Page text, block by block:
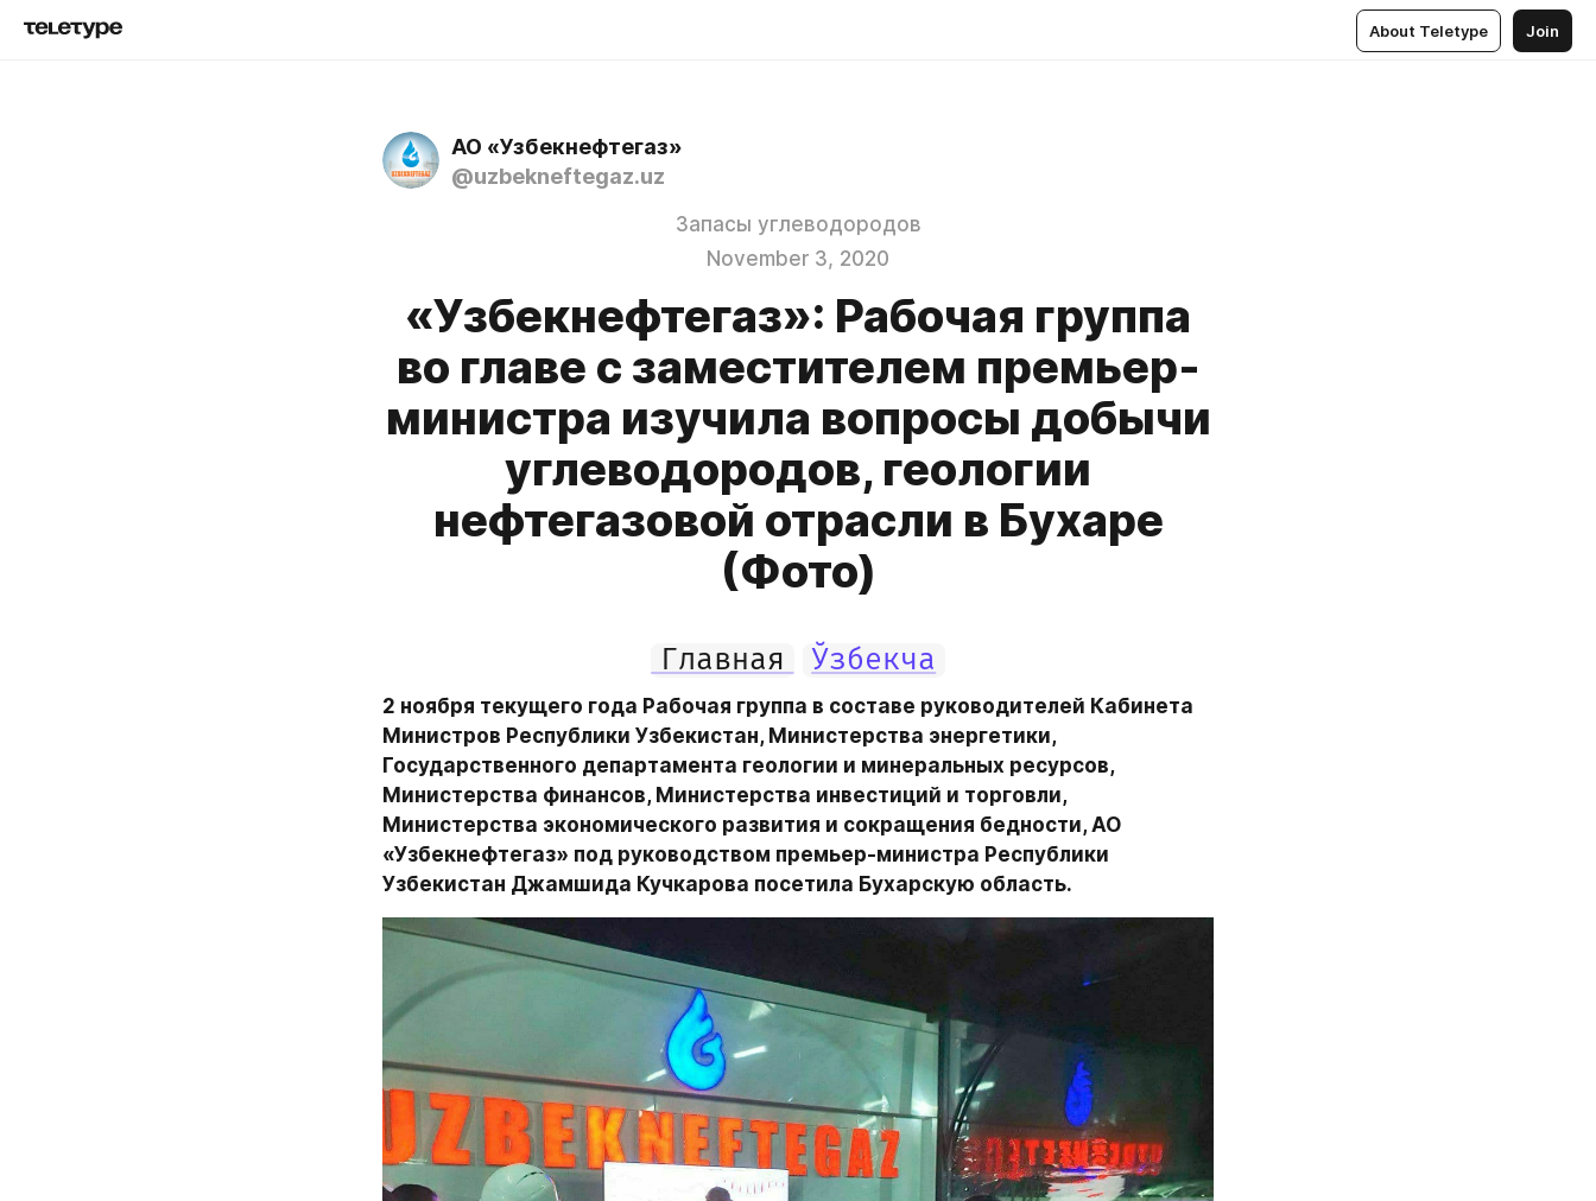
About Teletype Join
АО «Узбекнефтегаз»
@uzbekneftegaz.uz
Запасы углеводородов
November 3, 2020
«Узбекнефтегаз»: Рабочая группа
во главе с заместителем премьер-
министра изучила вопросы добычи
углеводородов, геологии
нефтегазовой отрасли в Бухаре
(Фото)
Главная Ўзбекча
2 ноября текущего года Рабочая группа в составе руководителей Кабинета
Министров Республики Узбекистан, Министерства энергетики,
Государственного департамента геологии и минеральных ресурсов,
Министерства финансов, Министерства инвестиций и торговли,
Министерства экономического развития и сокращения бедности, АО
«Узбекнефтегаз» под руководством премьер-министра Республики
Узбекистан Джамшида Кучкарова посетила Бухарскую область.